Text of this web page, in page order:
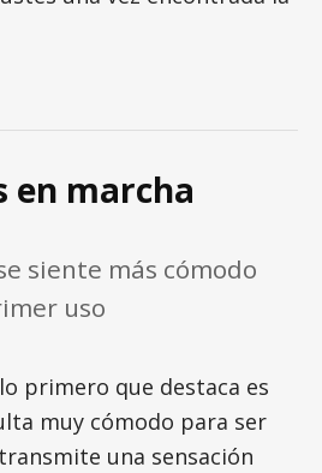
en marcha
siente más cómodo
uso
primero que destaca es
muy cómodo para ser
una sensación